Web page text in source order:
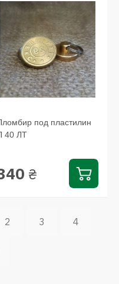
под пластилин
40 ЛТ
₴
2 3 4